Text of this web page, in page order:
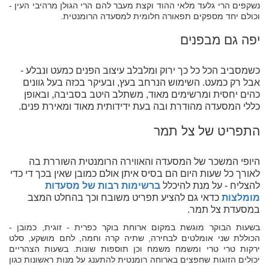
נשקפים הרי גלעד מלאי ההוד וקצת מעבר להם הרי הגולן מרהיבי העין -
וכולם יחד מספקים תפאורה חלומית למסעדה הרומנטית.
יפה גם מבפנים
כשמסביב הכל כל כך ירוק ומלבלב עיצוב הפנים כמעט ונבלע -
אבל רק כמעט. השימוש הנרחב בעץ, ובעיקר בכזה בעל גוונים
כהים יחסית ומרשימים מאוד, משתלב היטב בסביבה, ובאופן
כללי המסעדה מהודרת ובה בעת ידידותית מאוד ומאירת פנים.
התפריט של צל תמר
היופי המשכר של המסעדה והאווירה הרומנטית השוררת בה
לאורך כל שעות היום הם בסיס איתן אולם כמובן שאין בכך די כדי
להצליח - על מנת להיכלל ברשימות רבות של מסעדות
מומלצות כדאי גם להציע תפריט משובח וכך בהחלט המצב
במסעדת צל תמר.
בשעות הבוקר מוגשת במקום ארוחת בוקר כפרית - זוגית, כמובן -
הכוללת שני אומלטים לבחירה, שתיה קרה וחמה, לחם מושקע, סלט
ירקות טרי טרי ומשמח משמח וכן תוספות שונות. בשעות הצהריים
יכולים הזוגות שחפצים בארוחה רומנטית להתענג על מנות ראשונות כגון